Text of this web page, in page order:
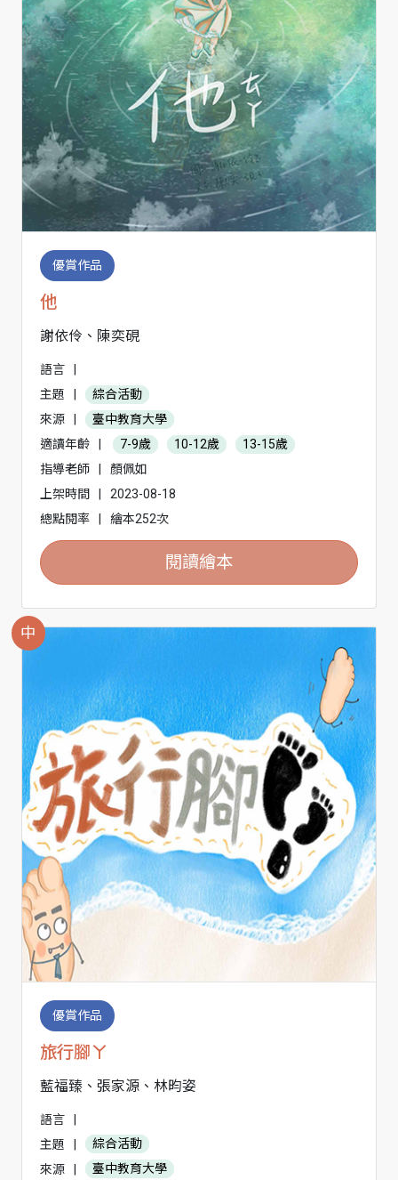
優賞作品
他
謝依伶、陳奕硯
語言
主題
綜合活動
來源
臺中教育大學
適讀年齡
7-9歲 10-12歲
13-15歲
指導老師
顏佩如
上架時間
2023-08-18
總點閱率
繪本252次
閱讀繪本
中
優賞作品
旅行腳ㄚ
藍福臻、張家源、林昀姿
語言
|
主題
|
綜合活動
來源
| 臺中教育大學